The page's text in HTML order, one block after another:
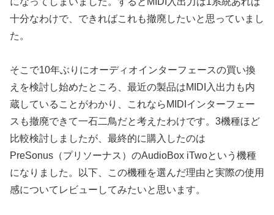
十分なわけで、できればこれも撤廃したいと思っていまし
た。
そこで10年ぶりにオーディオインターフェースの買い換
えを検討し始めたところ、最近の製品はMIDI入出力も内
蔵していることがわかり、これならMIDIインターフェー
スも撤廃できて一石二鳥だと考えたわけです。3機種ほど
比較検討しましたが、最終的に購入したのは
PreSonus（プリソーナス）のAudioBox iTwoという機種
になりました。以下、この機種を選んだ理由と実際の使用
感についてレビューしてみたいと思います。